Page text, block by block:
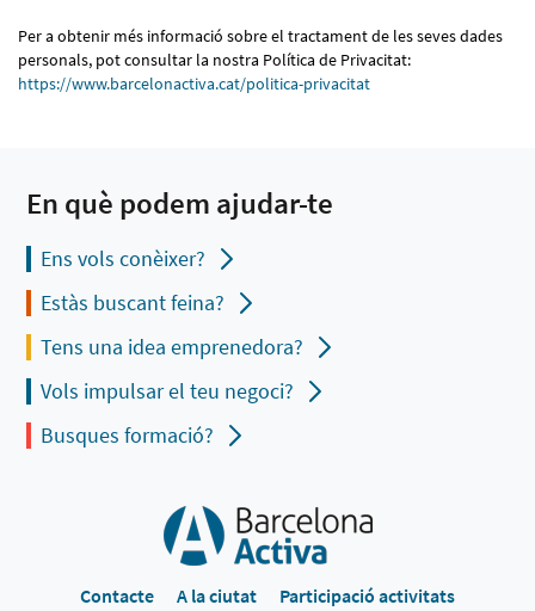
Per a obtenir més informació sobre el tractament de les seves dades
personals, pot consultar la nostra Política de Privacitat:
https://www.barcelonactiva.cat/politica-privacitat
En què podem ajudar-te
Ens vols conèixer?
Estàs buscant feina?
Tens una idea emprenedora?
Vols impulsar el teu negoci?
Busques formació?
Contacte A la ciutat
Participació activitats